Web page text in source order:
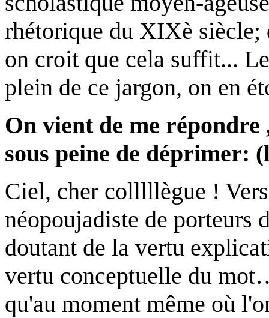
rhétorique du XIXè siècle;
on croit que cela suffit...
plein de ce jargon, on en
On vient de me
sous peine de déprimer:
Ciel, cher colllllègue !
néopoujadiste de porteurs
doutant de la vertu
vertu conceptuelle du
qu'au moment même où